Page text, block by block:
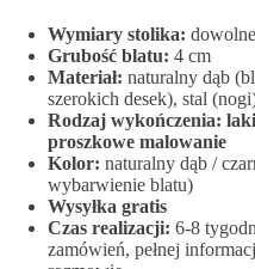
Wymiary stolika: dowolne
Grubość blatu: 4 cm
Materiał: naturalny dąb
szerokich desek), stal
Rodzaj wykończenia:
proszkowe malowanie
Kolor: naturalny dąb /
wybarwienie blatu)
Wysyłka gratis
Czas realizacji: 6-8
zamówień, pełnej